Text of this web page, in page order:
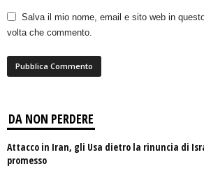
Salva il mio nome, email e sito web in
volta che commento.
DA NON PERDERE
Attacco in Iran, gli Usa dietro la rinuncia di
promesso